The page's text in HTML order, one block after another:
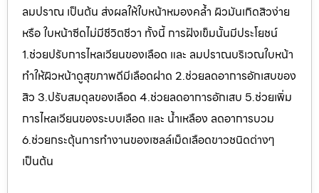
ลมปราณ เป็นต้น ส่งผลให้ใบหน้าหมองคล้ำ ผิวมันเกิดสิวง่าย
หรือ ใบหน้าซีดไม่มีชีวิตชีวา ทั้งนี้ การฝังเข็มนั้นมีประโยชน์
1.ช่วยปรับการไหลเวียนของเลือด และ ลมปราณบริเวณใบหน้า
ทำให้ผิวหน้าดูสุขภาพดีมีเลือดฝาด 2.ช่วยลดอาการอักเสบของ
สิว 3.ปรับสมดุลของเลือด 4.ช่วยลดอาการอักเสบ 5.ช่วยเพิ่ม
การไหลเวียนของระบบเลือด และ น้ำเหลือง ลดอาการบวม
6.ช่วยกระตุ้นการทำงานของเซลล์เม็ดเลือดขาวชนิดต่างๆ
เป็นต้น